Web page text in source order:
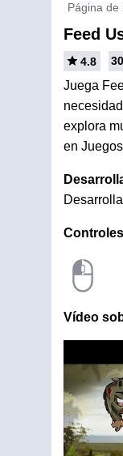
Página de
Feed
4.8
Juega
explora
en
Vídeo